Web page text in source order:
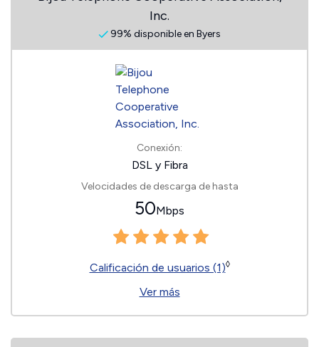
Inc.
99% disponible en Byers
Conexión:
DSL y Fibra
Velocidades de descarga de hasta
50Mbps
Calificación de usuarios (1)◊
Ver más